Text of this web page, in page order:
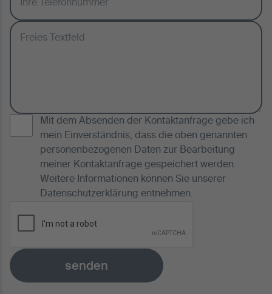
Mit dem Absenden der Kontaktanfrage gebe ich
mein Einverständnis, dass die oben genannten
personenbezogenen Daten zur Bearbeitung
meiner Kontaktanfrage gespeichert werden.
Weitere Informationen können Sie unserer
Datenschutzerklärung entnehmen.
senden